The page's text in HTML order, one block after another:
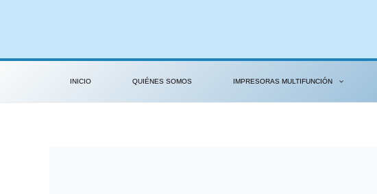
INICIO QUIÉNES SOMOS IMPRESORAS MULTIFUNCIÓN